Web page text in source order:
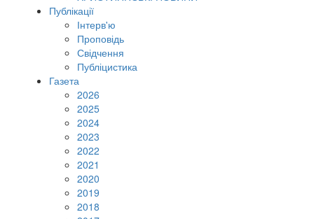
Публікації
Інтерв'ю
Проповідь
Свідчення
Публіцистика
Газета
2026
2025
2024
2023
2022
2021
2020
2019
2018